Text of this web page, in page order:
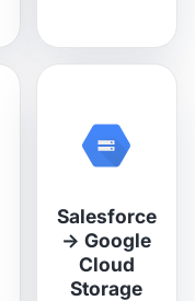
Salesforce
→Google
Cloud
Storage